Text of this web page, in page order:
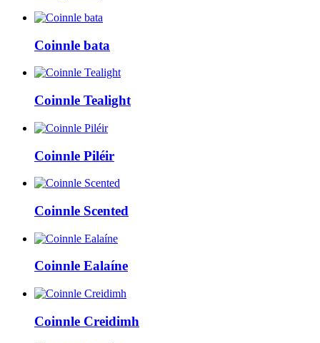
Coinnle bata
Coinnle Tealight
Coinnle Piléir
Coinnle Scented
Coinnle Ealaíne
Coinnle Creidimh